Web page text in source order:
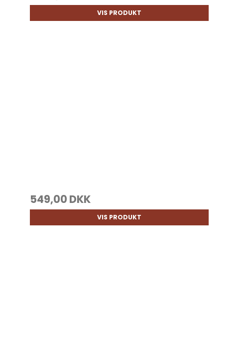
VIS PRODUKT
549,00 DKK
VIS PRODUKT